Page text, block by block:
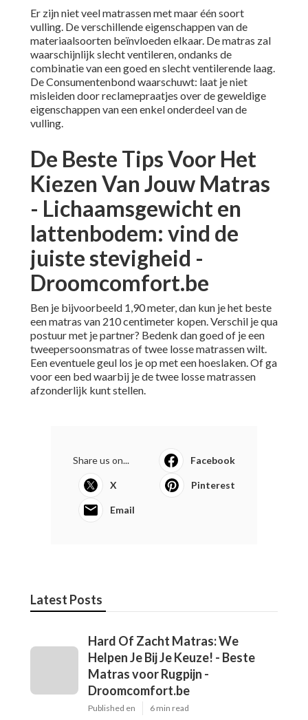
Er zijn niet veel matrassen met maar één soort
vulling. De verschillende eigenschappen van de
materiaalsoorten beïnvloeden elkaar. De matras zal
waarschijnlijk slecht ventileren, ondanks de
combinatie van een goed en slecht ventilerende laag.
De Consumentenbond waarschuwt: laat je niet
misleiden door reclamepraatjes over de geweldige
eigenschappen van een enkel onderdeel van de
vulling.
De Beste Tips Voor Het
Kiezen Van Jouw Matras
- Lichaamsgewicht en
lattenbodem: vind de
juiste stevigheid -
Droomcomfort.be
Ben je bijvoorbeeld 1,90 meter, dan kun je het beste
een matras van 210 centimeter kopen. Verschil je qua
postuur met je partner? Bedenk dan goed of je een
tweepersoonsmatras of twee losse matrassen wilt.
Een eventuele geul los je op met een hoeslaken. Of ga
voor een bed waarbij je de twee losse matrassen
afzonderlijk kunt stellen.
Share us on... Facebook
X Pinterest
Email
Latest Posts
Hard Of Zacht Matras: We
Helpen Je Bij Je Keuze! - Beste
Matras voor Rugpijn -
Droomcomfort.be
Published en 6 min read